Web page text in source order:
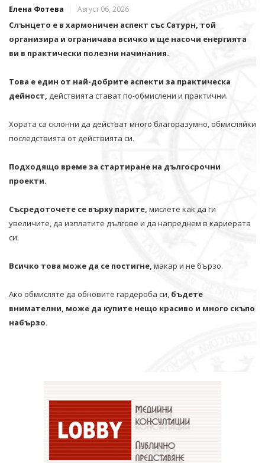
Елена Фотева Август 06, 2026
Слънцето е в хармоничен аспект със Сатурн, той
организира и ограничава всичко и щe насочи енергията
ви в практически полезни начинания.
Това е един от най-добрите аспекти за практическа
дейност, действията стават по-обмислени и практични.
Хората са склонни да действат много благоразумно, обмисляйки
последствията от действията си.
Подходящо време за стартиране на дългосрочни
проекти.
Съсредоточете се върху парите, мислете как да ги
увеличите, да изплатите дългове и да напреднем в кариерата
си.
Всичко това може да се постигне, макар и не бързо.
Ако обмисляте да обновите гардероба си, бъдете
внимателни, може да купите нещо красиво и много скъпо
набързо.